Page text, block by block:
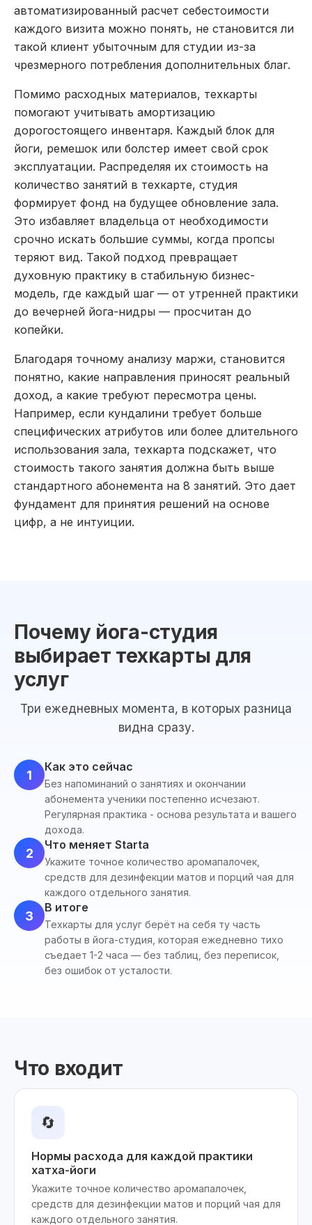
автоматизированный расчет себестоимости
каждого визита можно понять, не становится ли
такой клиент убыточным для студии из-за
чрезмерного потребления дополнительных благ.
Помимо расходных материалов, техкарты
помогают учитывать амортизацию
дорогостоящего инвентаря. Каждый блок для
йоги, ремешок или болстер имеет свой срок
эксплуатации. Распределяя их стоимость на
количество занятий в техкарте, студия
формирует фонд на будущее обновление зала.
Это избавляет владельца от необходимости
срочно искать большие суммы, когда пропсы
теряют вид. Такой подход превращает
духовную практику в стабильную бизнес-
модель, где каждый шаг — от утренней практики
до вечерней йога-нидры — просчитан до
копейки.
Благодаря точному анализу маржи, становится
понятно, какие направления приносят реальный
доход, а какие требуют пересмотра цены.
Например, если кундалини требует больше
специфических атрибутов или более длительного
использования зала, техкарта подскажет, что
стоимость такого занятия должна быть выше
стандартного абонемента на 8 занятий. Это дает
фундамент для принятия решений на основе
цифр, а не интуиции.
Почему йога-студия
выбирает техкарты для
услуг
Три ежедневных момента, в которых разница
видна сразу.
1
Как это сейчас
Без напоминаний о занятиях и окончании
абонемента ученики постепенно исчезают.
Регулярная практика - основа результата и вашего
дохода.
2
Что меняет Starta
Укажите точное количество аромапалочек,
средств для дезинфекции матов и порций чая для
каждого отдельного занятия.
3
В итоге
Техкарты для услуг берёт на себя ту часть
работы в йога-студия, которая ежедневно тихо
съедает 1-2 часа — без таблиц, без переписок,
без ошибок от усталости.
Что входит
🔄
Нормы расхода для каждой практики
хатха-йоги
Укажите точное количество аромапалочек,
средств для дезинфекции матов и порций чая для
каждого отдельного занятия.